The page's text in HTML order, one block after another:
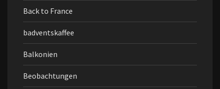
Back to France
badventskaffee
Balkonien
Beobachtungen